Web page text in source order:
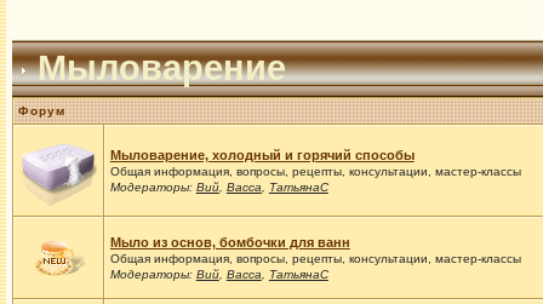
Мыловарение
Форум
Мыловарение, холодный и горячий способы
Общая информация, вопросы, рецепты, консультации, мастер-классы
Модераторы: Вий, Васса ТатьянаС
Мыло из основ, бомбочки для ванн
Общая информация, вопросы, рецепты, консультации, мастер-классы
Модераторы: Вий, Васса ТатьянаС